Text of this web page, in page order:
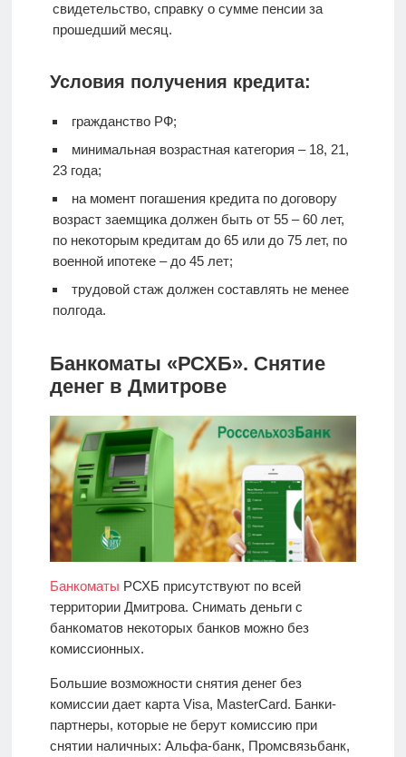
свидетельство, справку о сумме пенсии за
прошедший месяц.
Условия получения кредита:
гражданство РФ;
минимальная возрастная категория – 18, 21,
23 года;
на момент погашения кредита по договору
возраст заемщика должен быть от 55 – 60 лет,
по некоторым кредитам до 65 или до 75 лет, по
военной ипотеке – до 45 лет;
трудовой стаж должен составлять не менее
полгода.
Банкоматы «РСХБ». Снятие
денег в Дмитрове
Банкоматы РСХБ присутствуют по всей
территории Дмитрова. Снимать деньги с
банкоматов некоторых банков можно без
комиссионных.
Большие возможности снятия денег без
комиссии дает карта Visa, MasterCard. Банки-
партнеры, которые не берут комиссию при
снятии наличных: Альфа-банк, Промсвязьбанк,